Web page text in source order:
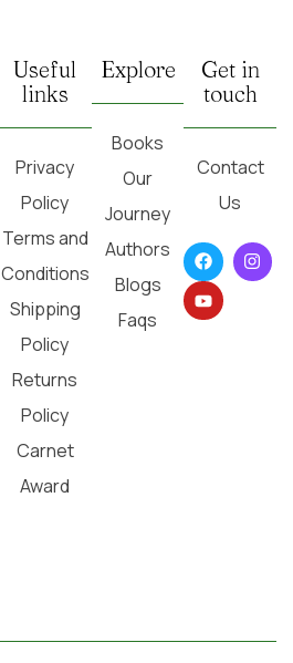
Useful
links
Privacy
Policy
Terms and
Conditions
Shipping
Policy
Returns
Policy
Carnet
Award
Explore
Books
Our
Journey
Authors
Blogs
Faqs
Get in
touch
Contact
Us